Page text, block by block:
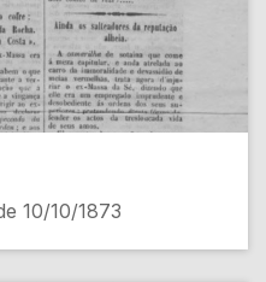
10/10/1873